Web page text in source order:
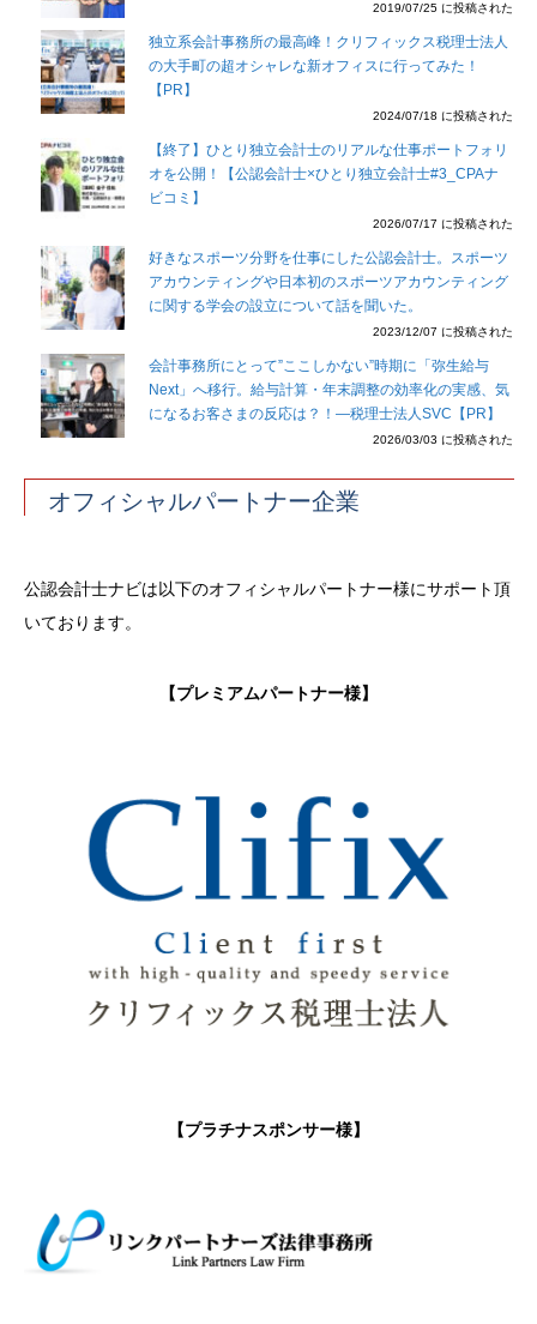
2019/07/25 に投稿された
独立系会計事務所の最高峰！クリフィックス税理士法人
の大手町の超オシャレな新オフィスに行ってみた！
【PR】
2024/07/18 に投稿された
【終了】ひとり独立会計士のリアルな仕事ポートフォリ
オを公開！【公認会計士×ひとり独立会計士#3_CPAナ
ビコミ】
2026/07/17 に投稿された
好きなスポーツ分野を仕事にした公認会計士。スポーツ
アカウンティングや日本初のスポーツアカウンティング
に関する学会の設立について話を聞いた。
2023/12/07 に投稿された
会計事務所にとって”ここしかない”時期に「弥生給与
Next」へ移行。給与計算・年末調整の効率化の実感、気
になるお客さまの反応は？！―税理士法人SVC【PR】
2026/03/03 に投稿された
オフィシャルパートナー企業
公認会計士ナビは以下のオフィシャルパートナー様にサポート頂
いております。
【プレミアムパートナー様】
【プラチナスポンサー様】